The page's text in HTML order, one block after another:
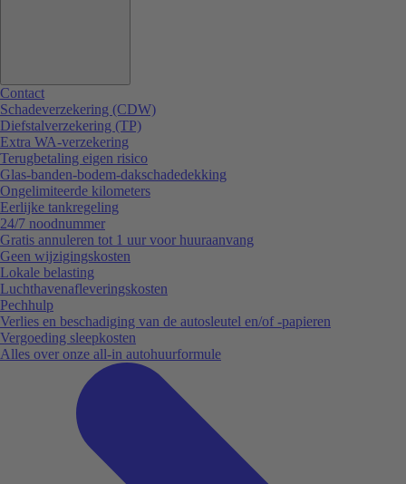
Contact
Schadeverzekering (CDW)
Diefstalverzekering (TP)
Extra WA-verzekering
Terugbetaling eigen risico
Glas-banden-bodem-dakschadedekking
Ongelimiteerde kilometers
Eerlijke tankregeling
24/7 noodnummer
Gratis annuleren tot 1 uur voor huuraanvang
Geen wijzigingskosten
Lokale belasting
Luchthavenafleveringskosten
Pechhulp
Verlies en beschadiging van de autosleutel en/of -papieren
Vergoeding sleepkosten
Alles over onze all-in autohuurformule